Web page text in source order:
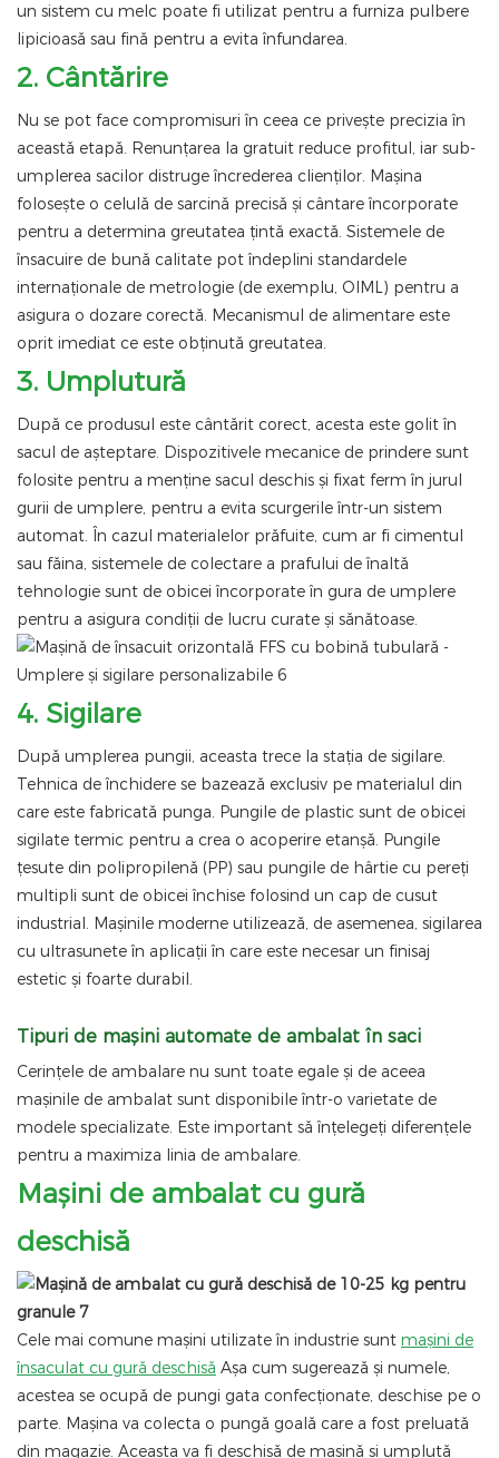
un sistem cu melc poate fi utilizat pentru a furniza pulbere
lipicioasă sau fină pentru a evita înfundarea.
2. Cântărire
Nu se pot face compromisuri în ceea ce privește precizia în
această etapă. Renunțarea la gratuit reduce profitul, iar sub-
umplerea sacilor distruge încrederea clienților. Mașina
folosește o celulă de sarcină precisă și cântare încorporate
pentru a determina greutatea țintă exactă. Sistemele de
însacuire de bună calitate pot îndeplini standardele
internaționale de metrologie (de exemplu, OIML) pentru a
asigura o dozare corectă. Mecanismul de alimentare este
oprit imediat ce este obținută greutatea.
3. Umplutură
După ce produsul este cântărit corect, acesta este golit în
sacul de așteptare. Dispozitivele mecanice de prindere sunt
folosite pentru a menține sacul deschis și fixat ferm în jurul
gurii de umplere, pentru a evita scurgerile într-un sistem
automat. În cazul materialelor prăfuite, cum ar fi cimentul
sau făina, sistemele de colectare a prafului de înaltă
tehnologie sunt de obicei încorporate în gura de umplere
pentru a asigura condiții de lucru curate și sănătoase.
4. Sigilare
După umplerea pungii, aceasta trece la stația de sigilare.
Tehnica de închidere se bazează exclusiv pe materialul din
care este fabricată punga. Pungile de plastic sunt de obicei
sigilate termic pentru a crea o acoperire etanșă. Pungile
țesute din polipropilenă (PP) sau pungile de hârtie cu pereți
multipli sunt de obicei închise folosind un cap de cusut
industrial. Mașinile moderne utilizează, de asemenea, sigilarea
cu ultrasunete în aplicații în care este necesar un finisaj
estetic și foarte durabil.
Tipuri de mașini automate de ambalat în saci
Cerințele de ambalare nu sunt toate egale și de aceea
mașinile de ambalat sunt disponibile într-o varietate de
modele specializate. Este important să înțelegeți diferențele
pentru a maximiza linia de ambalare.
Mașini de ambalat cu gură
deschisă
Cele mai comune mașini utilizate în industrie sunt mașini de
însaculat cu gură deschisă Așa cum sugerează și numele,
acestea se ocupă de pungi gata confecționate, deschise pe o
parte. Mașina va colecta o pungă goală care a fost preluată
din magazie. Aceasta va fi deschisă de mașină și umplută